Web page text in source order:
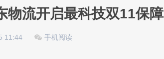
物流开启最科技双11保障
11:44 手机阅读